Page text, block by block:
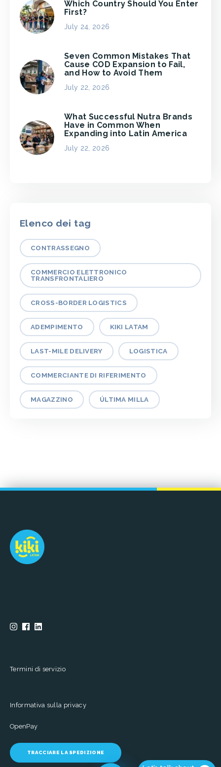
Which Country Should You Enter
First?
July 24, 2026
Seven Common Mistakes That
Cause COD Expansion to Fail,
and How to Avoid Them
July 22, 2026
What Successful Nutra Brands
Have in Common When
Expanding into Latin America
July 22, 2026
Elenco dei tag
CONTRASSEGNO
COMMERCIO ELETTRONICO
TRANSFRONTALIERO
CROSS-BORDER LOGISTICS
ADEMPIMENTO KIKI LATAM
LAST-MILE DELIVERY LOGISTICA
COMMERCIANTE DI RIFERIMENTO
MAGAZZINO ÚLTIMA MILLA
Termini di servizio
Informativa sulla privacy
OpenPay
TRACCIARE LA SPEDIZIONE